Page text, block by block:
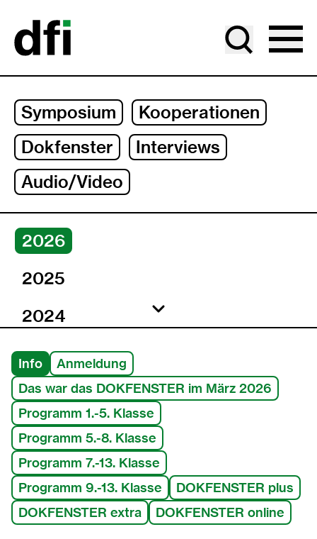
Symposium
Kooperationen
Dokfenster
Interviews
Audio/Video
Jahre
2026
2025
2024
2023
2022
2021
2020
2019
Info
Anmeldung
Das war das DOKFENSTER im März 2026
Programm 1.-5. Klasse
Programm 5.-8. Klasse
Programm 7.-13. Klasse
Programm 9.-13. Klasse
DOKFENSTER plus
DOKFENSTER extra
DOKFENSTER online